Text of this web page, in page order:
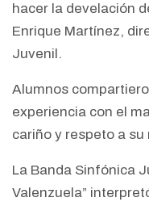
hacer la develación
Enrique Martínez,
Juvenil.
Alumnos
experiencia con el
cariño y respeto a su
La Banda Sinfónica
Valenzuela”